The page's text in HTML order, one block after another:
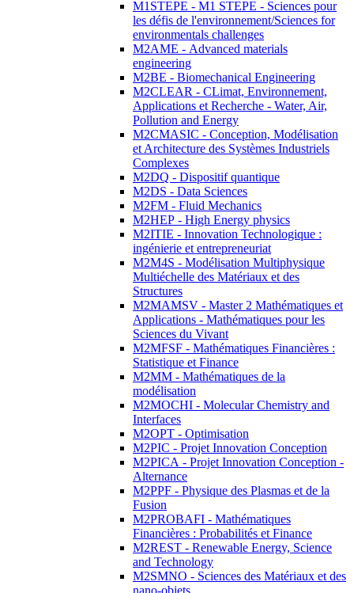
M1STEPE - M1 STEPE - Sciences pour
les défis de l'environnement/Sciences for
environmentals challenges
M2AME - Advanced materials
engineering
M2BE - Biomechanical Engineering
M2CLEAR - CLimat, Environnement,
Applications et Recherche - Water, Air,
Pollution and Energy
M2CMASIC - Conception, Modélisation
et Architecture des Systèmes Industriels
Complexes
M2DQ - Dispositif quantique
M2DS - Data Sciences
M2FM - Fluid Mechanics
M2HEP - High Energy physics
M2ITIE - Innovation Technologique :
ingénierie et entrepreneuriat
M2M4S - Modélisation Multiphysique
Multiéchelle des Matériaux et des
Structures
M2MAMSV - Master 2 Mathématiques et
Applications - Mathématiques pour les
Sciences du Vivant
M2MFSF - Mathématiques Financières :
Statistique et Finance
M2MM - Mathématiques de la
modélisation
M2MOCHI - Molecular Chemistry and
Interfaces
M2OPT - Optimisation
M2PIC - Projet Innovation Conception
M2PICA - Projet Innovation Conception -
Alternance
M2PPF - Physique des Plasmas et de la
Fusion
M2PROBAFI - Mathématiques
Financières : Probabilités et Finance
M2REST - Renewable Energy, Science
and Technology
M2SMNO - Sciences des Matériaux et des
nano-objets